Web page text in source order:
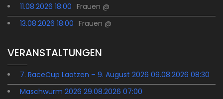
11.08.2026 18:00 Frauen @
13.08.2026 18:00 Frauen @
VERANSTALTUNGEN
7. RaceCup Laatzen – 9. August 2026 09.08.2026 08:30
Maschwurm 2026 29.08.2026 07:00